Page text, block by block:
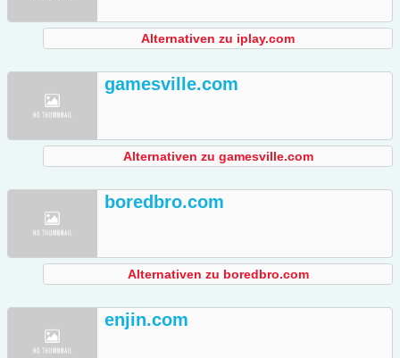
Alternativen zu iplay.com
gamesville.com
Alternativen zu gamesville.com
boredbro.com
Alternativen zu boredbro.com
enjin.com